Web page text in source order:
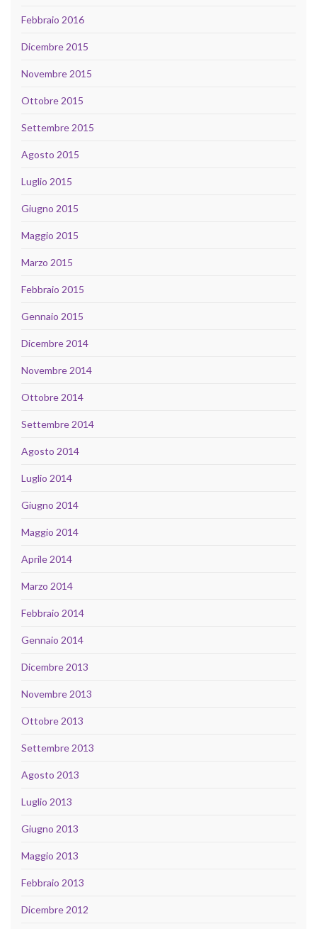
Febbraio 2016
Dicembre 2015
Novembre 2015
Ottobre 2015
Settembre 2015
Agosto 2015
Luglio 2015
Giugno 2015
Maggio 2015
Marzo 2015
Febbraio 2015
Gennaio 2015
Dicembre 2014
Novembre 2014
Ottobre 2014
Settembre 2014
Agosto 2014
Luglio 2014
Giugno 2014
Maggio 2014
Aprile 2014
Marzo 2014
Febbraio 2014
Gennaio 2014
Dicembre 2013
Novembre 2013
Ottobre 2013
Settembre 2013
Agosto 2013
Luglio 2013
Giugno 2013
Maggio 2013
Febbraio 2013
Dicembre 2012